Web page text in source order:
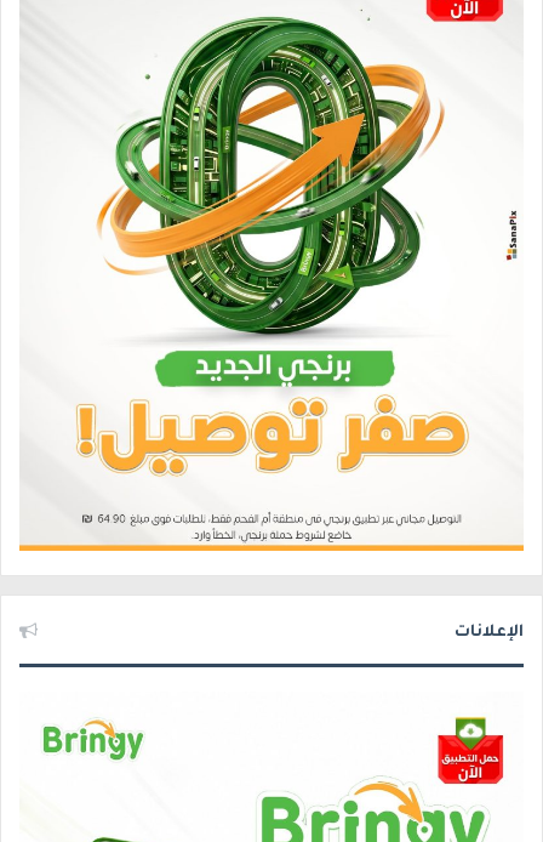
الإعلانات